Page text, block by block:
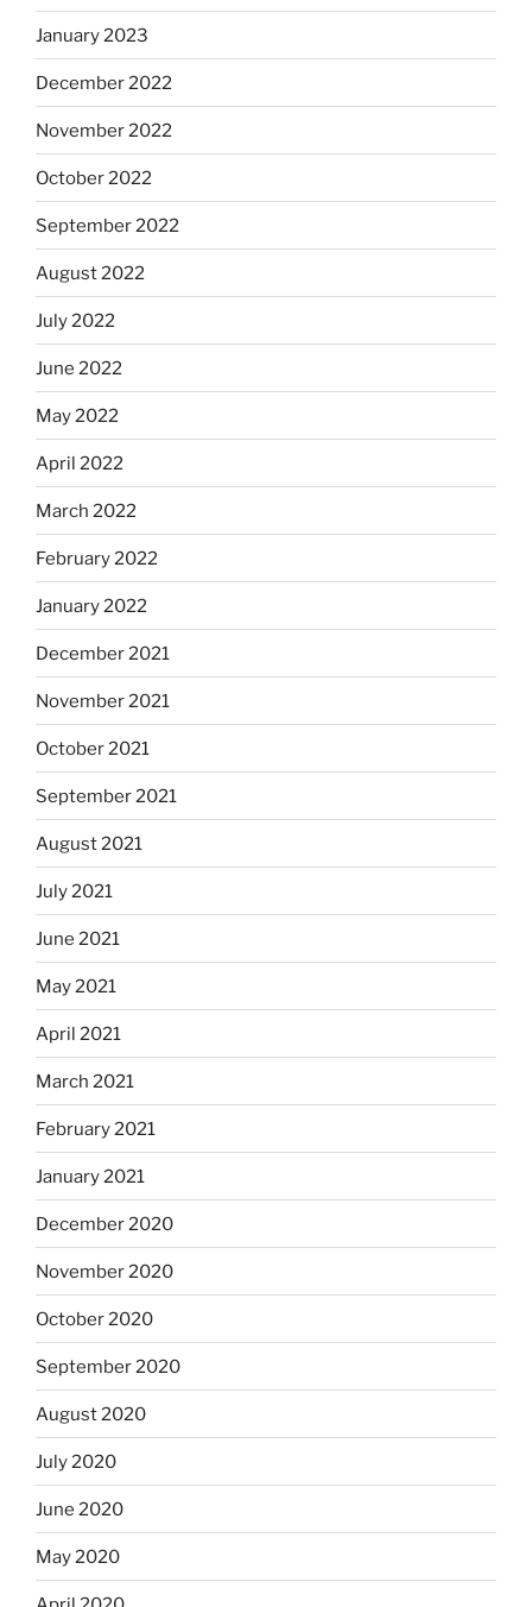
January 2023
December 2022
November 2022
October 2022
September 2022
August 2022
July 2022
June 2022
May 2022
April 2022
March 2022
February 2022
January 2022
December 2021
November 2021
October 2021
September 2021
August 2021
July 2021
June 2021
May 2021
April 2021
March 2021
February 2021
January 2021
December 2020
November 2020
October 2020
September 2020
August 2020
July 2020
June 2020
May 2020